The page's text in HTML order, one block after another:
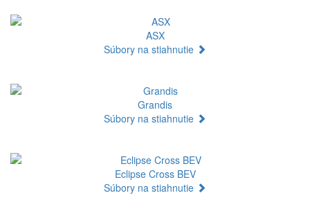
ASX
Súbory na stiahnutie
Grandis
Súbory na stiahnutie
Eclipse Cross BEV
Súbory na stiahnutie